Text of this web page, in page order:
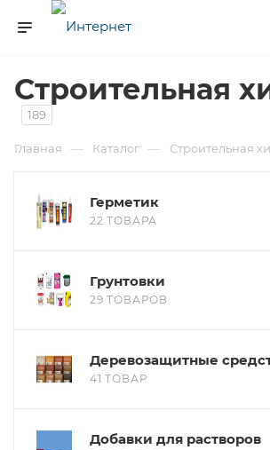
Строительная
189
Главная — Каталог — Строительная
Герметик
22 ТОВАРА
Грунтовки
29 ТОВАРОВ
Деревозащитные
41 ТОВАР
Добавки для растворов